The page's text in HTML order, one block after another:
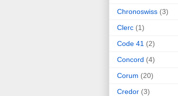
Chronoswiss (3)
Clerc (1)
Code 41 (2)
Concord (4)
Corum (20)
Credor (3)